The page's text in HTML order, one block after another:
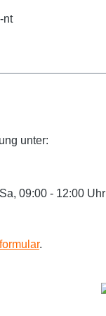
nt
unter:
09:00 - 12:00 Uhr
.